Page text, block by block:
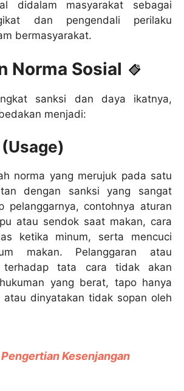
didalam masyarakat sebagai
dan pengendali perilaku
bermasyarakat.
Norma Sosial
sanksi dan daya ikatnya,
menjadi:
norma yang merujuk pada satu
dengan sanksi yang sangat
pelanggarnya, contohnya aturan
atau sendok saat makan, cara
ketika minum, serta mencuci
makan. Pelanggaran atau
terhadap tata cara tidak akan
yang berat, tapo hanya
atau dinyatakan tidak sopan oleh
Pengertian Kesenjangan